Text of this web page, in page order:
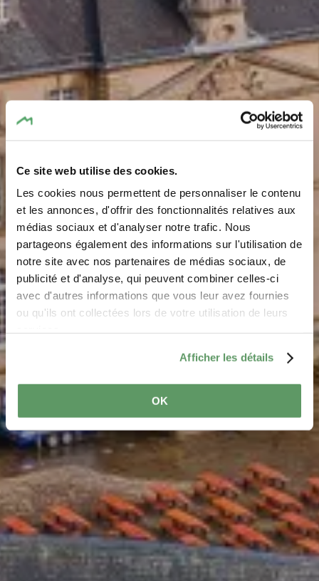
Ce site web utilise des cookies.
Les cookies nous permettent de personnaliser le contenu
et les annonces, d'offrir des fonctionnalités relatives aux
médias sociaux et d'analyser notre trafic. Nous
partageons également des informations sur l'utilisation de
notre site avec nos partenaires de médias sociaux, de
publicité et d'analyse, qui peuvent combiner celles-ci
avec d'autres informations que vous leur avez fournies
ou qu'ils ont collectées lors de votre utilisation de leurs
Afficher les détails
OK
Echternach